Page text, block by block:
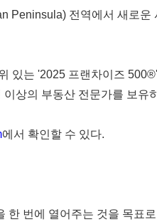
Peninsula) 전역에서 새로운
있는 '2025 프랜차이즈 500®'
이상의 부동산 전문가를 보유
에서 확인할 수 있다.
한 번에 열어주는 것을 목표로